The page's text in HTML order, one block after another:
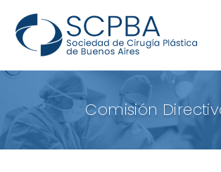
Comisión